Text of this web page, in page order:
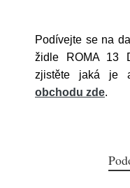
Podívejte se na
židle ROMA 13
zjistěte jaká je
obchodu zde.